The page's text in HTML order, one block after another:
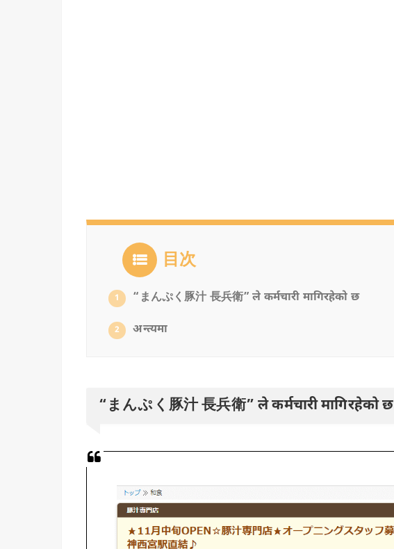
目次
1 “まんぷく豚汁 長兵衛” ले कर्मचारी मागिरहेको छ
2 अन्त्यमा
“まんぷく豚汁 長兵衛” ले कर्मचारी मागिरहेको छ